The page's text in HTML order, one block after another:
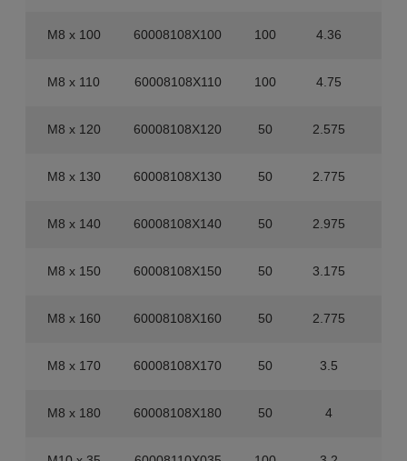
M8 x 100 60008108X100 100 4.36
M8 x 110 60008108X110 100 4.75
M8 x 120 60008108X120 50 2.575
M8 x 130 60008108X130 50 2.775
M8 x 140 60008108X140 50 2.975
M8 x 150 60008108X150 50 3.175
M8 x 160 60008108X160 50 2.775
M8 x 170 60008108X170 50 3.5
M8 x 180 60008108X180 50 4